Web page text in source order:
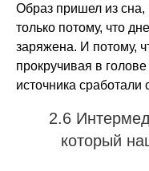
Образ пришел из сна,
только потому, что
заряжена. И потому,
прокручивая в
источника сработали
2.6
который